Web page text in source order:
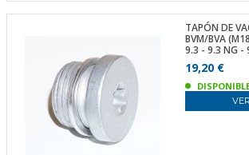
TAPÓN DE
BVM/BVA
9.3 - 9.3 NG -
19,20 €